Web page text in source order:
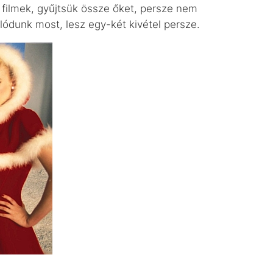
gyűjtsük össze őket, persze nem
most, lesz egy-két kivétel persze.